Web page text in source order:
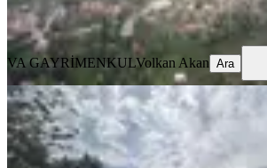
Ara
VA GAYRİMENKULVolkan Akan Ara
Va 1 - İzmir
Ana Yol Cepheli